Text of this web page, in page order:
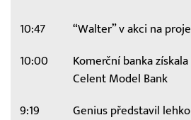
10:47 “Walter” v akci na
10:00
Komerční banka
Celent Model Bank
9:19
Genius představil